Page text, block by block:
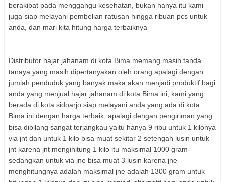
berakibat pada menggangu kesehatan, bukan hanya itu kami
juga siap melayani pembelian ratusan hingga ribuan pcs untuk
anda, dan mari kita hitung harga terbaiknya
Distributor hajar jahanam di kota Bima memang masih tanda
tanaya yang masih dipertanyakan oleh orang apalagi dengan
jumlah penduduk yang banyak maka akan menjadi produktif bagi
anda yang menjual hajar jahanam di kota Bima ini, kami yang
berada di kota sidoarjo siap melayani anda yang ada di kota
Bima ini dengan harga terbaik, apalagi dengan pengiriman yang
bisa dibilang sangat terjangkau yaitu hanya 9 ribu untuk 1 kilonya
via jnt dan untuk 1 kilo bisa muat sekitar 2 setengah lusin untuk
jnt karena jnt mengihitung 1 kilo itu maksimal 1000 gram
sedangkan untuk via jne bisa muat 3 lusin karena jne
menghitungnya adalah maksimal jne adalah 1300 gram untuk